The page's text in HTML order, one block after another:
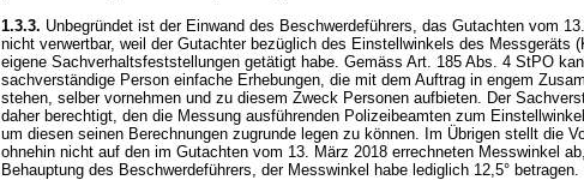
1.3.3. Unbegründet ist der Einwand des Beschwerdeführers, das Gutachten vom
nicht verwertbar, weil der Gutachter bezüglich des Einstellwinkels des Messgeräts
eigene Sachverhaltsfeststellungen getätigt habe. Gemäss Art. 185 Abs. 4 StPO
sachverständige Person einfache Erhebungen, die mit dem Auftrag in engem
stehen, selber vornehmen und zu diesem Zweck Personen aufbieten. Der
daher berechtigt, den die Messung ausführenden Polizeibeamten zum
um diesen seinen Berechnungen zugrunde legen zu können. Im Übrigen stellt die
ohnehin nicht auf den im Gutachten vom 13. März 2018 errechneten Messwinkel
Behauptung des Beschwerdeführers, der Messwinkel habe lediglich 12,5° betragen.